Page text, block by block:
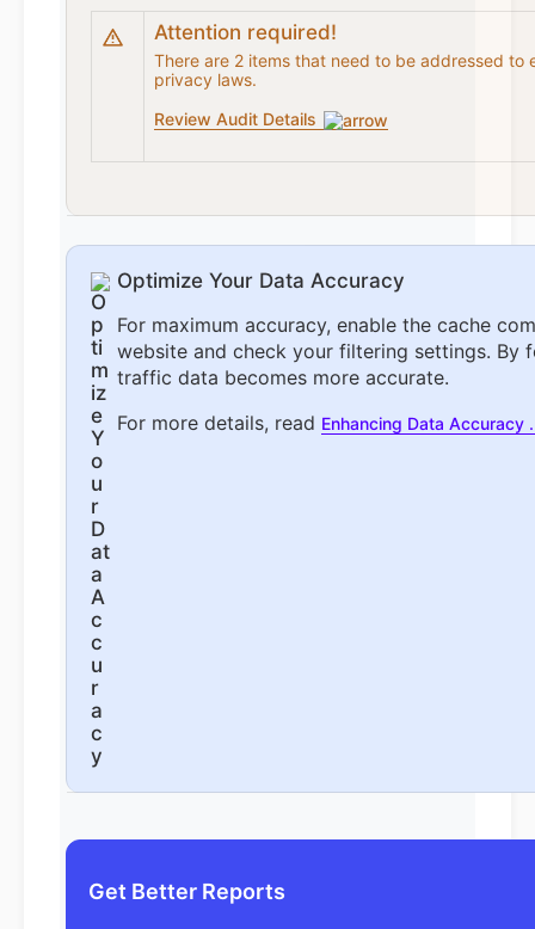
Attention required!
There are 2 items that need to be addressed to
privacy laws.
Review Audit Details
Optimize Your Data Accuracy
For maximum accuracy, enable the cache
website and check your filtering settings. By
traffic data becomes more accurate.
For more details, read Enhancing Data Accuracy
Get Better Reports